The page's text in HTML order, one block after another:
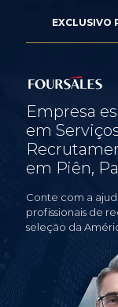
EXCLUSIVO
Empresa
em
em Piên,
Conte com a
profissionais de
seleção da